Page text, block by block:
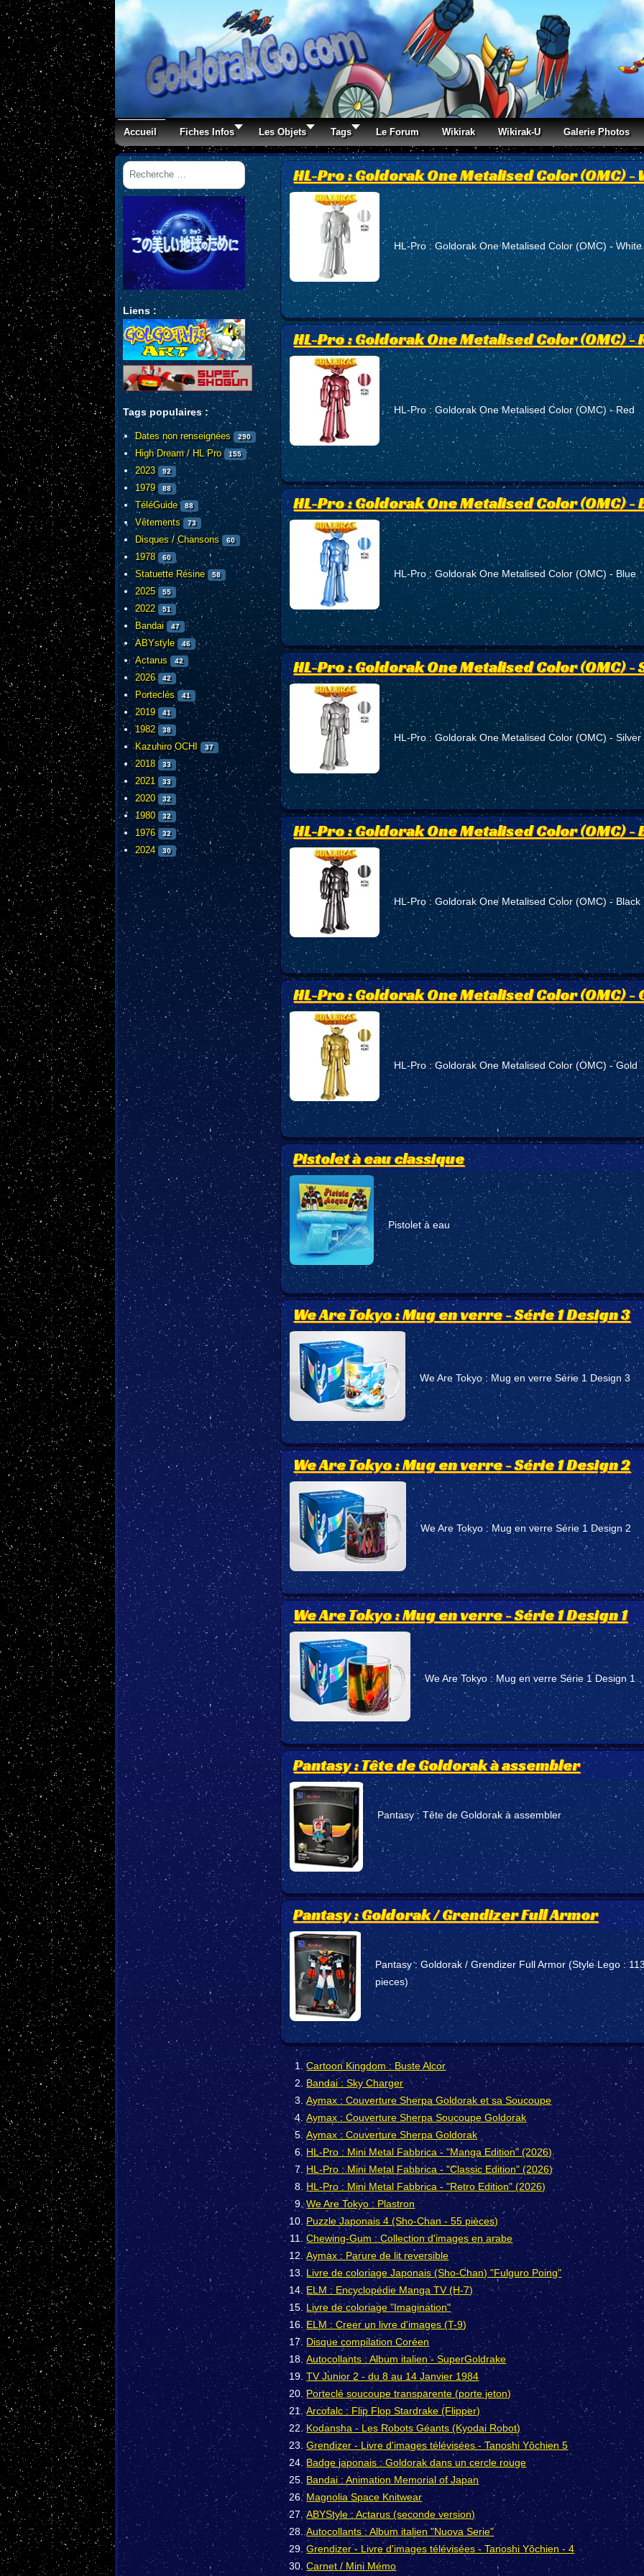
Accueil Fiches Infos Les Objets Tags Le Forum Wikirak Wikirak-U Galerie Photos
Rechercher
Liens :
Tags populaires :
Dates non renseignées 290
High Dream / HL Pro 155
2023 92
1979 88
TéléGuide 88
Vêtements 73
Disques / Chansons 60
1978 60
Statuette Résine 58
2025 55
2022 51
Bandai 47
ABYstyle 46
Actarus 42
2026 42
Porteclés 41
2019 41
1982 38
Kazuhiro OCHI 37
2018 33
2021 33
2020 32
1980 32
1976 32
2024 30
HL-Pro : Goldorak One Metalised Color (OMC) -
HL-Pro : Goldorak One Metalised Color (OMC) - White
HL-Pro : Goldorak One Metalised Color (OMC) -
HL-Pro : Goldorak One Metalised Color (OMC) - Red
HL-Pro : Goldorak One Metalised Color (OMC) -
HL-Pro : Goldorak One Metalised Color (OMC) - Blue
HL-Pro : Goldorak One Metalised Color (OMC) -
HL-Pro : Goldorak One Metalised Color (OMC) - Silver
HL-Pro : Goldorak One Metalised Color (OMC) -
HL-Pro : Goldorak One Metalised Color (OMC) - Black
HL-Pro : Goldorak One Metalised Color (OMC) -
HL-Pro : Goldorak One Metalised Color (OMC) - Gold
Pistolet à eau classique
Pistolet à eau
We Are Tokyo : Mug en verre - Série 1 Design 3
We Are Tokyo : Mug en verre Série 1 Design 3
We Are Tokyo : Mug en verre - Série 1 Design 2
We Are Tokyo : Mug en verre Série 1 Design 2
We Are Tokyo : Mug en verre - Série 1 Design 1
We Are Tokyo : Mug en verre Série 1 Design 1
Pantasy : Tête de Goldorak à assembler
Pantasy : Tête de Goldorak à assembler
Pantasy : Goldorak / Grendizer Full Armor
Pantasy : Goldorak / Grendizer Full Armor (Style Lego :
pieces)
Cartoon Kingdom : Buste Alcor
Bandai : Sky Charger
Aymax : Couverture Sherpa Goldorak et sa Soucoupe
Aymax : Couverture Sherpa Soucoupe Goldorak
Aymax : Couverture Sherpa Goldorak
HL-Pro : Mini Metal Fabbrica - "Manga Edition" (2026)
HL-Pro : Mini Metal Fabbrica - "Classic Edition" (2026)
HL-Pro : Mini Metal Fabbrica - "Retro Edition" (2026)
We Are Tokyo : Plastron
Puzzle Japonais 4 (Sho-Chan - 55 pièces)
Chewing-Gum : Collection d'images en arabe
Aymax : Parure de lit reversible
Livre de coloriage Japonais (Sho-Chan) "Fulguro Poing"
ELM : Encyclopédie Manga TV (H-7)
Livre de coloriage "Imagination"
ELM : Creer un livre d'images (T-9)
Disque compilation Coréen
Autocollants : Album italien - SuperGoldrake
TV Junior 2 - du 8 au 14 Janvier 1984
Porteclé soucoupe transparente (porte jeton)
Arcofalc : Flip Flop Stardrake (Flipper)
Kodansha - Les Robots Géants (Kyodai Robot)
Grendizer - Livre d'images télévisées - Tanoshi Yôchien 5
Badge japonais : Goldorak dans un cercle rouge
Bandai : Animation Memorial of Japan
Magnolia Space Knitwear
ABYStyle : Actarus (seconde version)
Autocollants : Album italien "Nuova Serie"
Grendizer - Livre d'images télévisées - Tanoshi Yôchien - 4
Carnet / Mini Mémo